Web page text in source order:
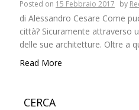
Posted on 15 Febbraio 2017 by
di Alessandro Cesare Come
città? Sicuramente attraverso
delle sue architetture. Oltre a
Read More
CERCA